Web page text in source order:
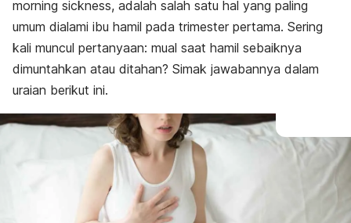
Kapan ke dokter?
morning sickness, adalah salah satu hal yang paling
umum dialami ibu hamil pada trimester pertama. Sering
kali muncul pertanyaan: mual saat hamil sebaiknya
dimuntahkan atau ditahan? Simak jawabannya dalam
uraian berikut ini.